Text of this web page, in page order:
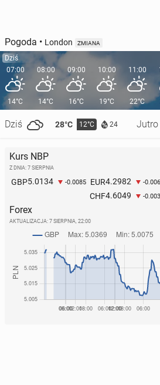
Pogoda • London ZMIANA
Dziś
07:00
14°C
Dziś 28°C 12°C 24 Jutro
08:00
14°C
09:00
16°C
10:00
19°C
11:00
22°C
Kurs NBP
Z DNIA: 7 SIERPNIA
GBP5.0134 -0.0085 EUR4.2982 -
CHF4.6049 -
Forex
AKTUALIZACJA: 7 SIERPNIA, 22:00